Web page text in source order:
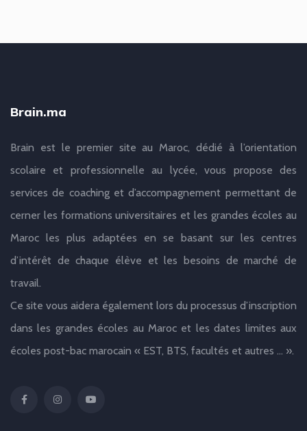
Brain.ma
Brain est le premier site au Maroc, dédié à l’orientation
scolaire et professionnelle au lycée, vous propose des
services de coaching et d’accompagnement permettant de
cerner les formations universitaires et les grandes écoles au
Maroc les plus adaptées en se basant sur les centres
d’intérêt de chaque élève et les besoins de marché de
travail.
Ce site vous aidera également lors du processus d’inscription
dans les grandes écoles au Maroc et les dates limites aux
écoles post-bac marocain « EST, BTS, facultés et autres … ».